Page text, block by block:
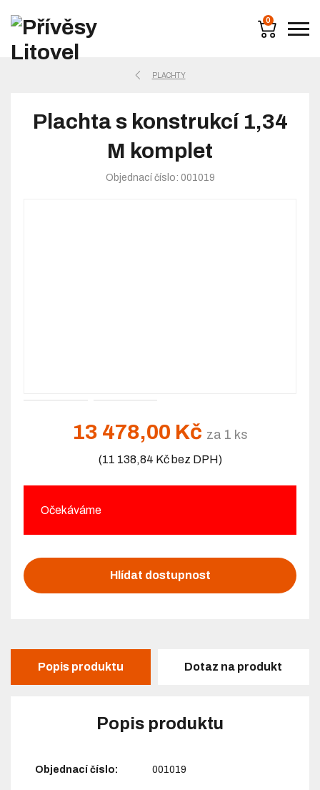
0
PLACHTY
Plachta s konstrukcí 1,34
M komplet
Objednací číslo: 001019
13 478,00 Kč za 1 ks
(11 138,84 Kč bez DPH)
Očekáváme
Hlídat dostupnost
Popis produktu Dotaz na produkt
Popis produktu
Objednací číslo: 001019